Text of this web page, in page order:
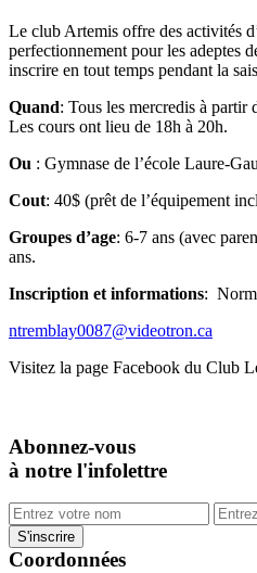
Le club Artemis offre des activités
perfectionnement pour les adeptes
inscrire en tout temps pendant la
Quand: Tous les mercredis à partir
Les cours ont lieu de 18h à 20h.
Ou : Gymnase de l’école Laure-
Cout: 40$ (prêt de l’équipement
Groupes d’age: 6-7 ans (avec
ans.
Inscription et informations:
ntremblay0087@videotron.ca
Visitez la page Facebook du Club
Abonnez-vous
à notre l'infolettre
Coordonnées